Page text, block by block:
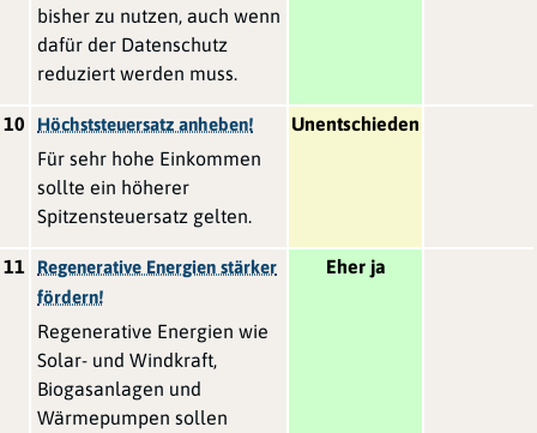
bisher zu nutzen, auch wenn
dafür der Datenschutz
reduziert werden muss.
10 Höchststeuersatz anheben!
Für sehr hohe Einkommen
sollte ein höherer
Spitzensteuersatz gelten.
Unentschieden
11
Regenerative Energien stärker
fördern!
Regenerative Energien wie
Solar- und Windkraft,
Biogasanlagen und
Wärmepumpen sollen
Eher ja